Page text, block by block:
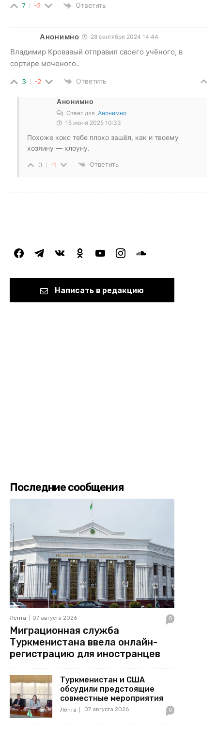
7 -2 Ответить
Анонимно 28 сентября 2024 14:44
Владимир Кровавый отправил своего учёного, в
сортире моченого..
3 -2 Ответить
Анонимно
Ответ для Анонимно
15 июня 2025 10:33
Похоже кокс тебе плохо зашёл, как и твоему
хозяину — клоуну.
0 -1 Ответить
facebooktelegramvkontakteodnoklassniki
youtubeinstagramsoundcloud
Написать в редакцию
Последние сообщения
Лента 07 августа 2026 0
Миграционная служба
Туркменистана ввела онлайн-
регистрацию для иностранцев
Туркменистан и США
обсудили предстоящие
совместные мероприятия
Лента 07 августа 2026 0